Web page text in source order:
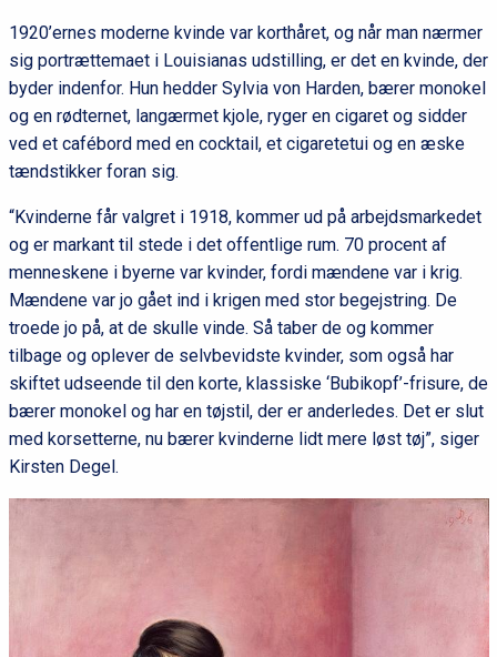
1920’ernes moderne kvinde var korthåret, og når man nærmer
sig portrættemaet i Louisianas udstilling, er det en kvinde, der
byder indenfor. Hun hedder Sylvia von Harden, bærer monokel
og en rødternet, langærmet kjole, ryger en cigaret og sidder
ved et cafébord med en cocktail, et cigaretetui og en æske
tændstikker foran sig.
“Kvinderne får valgret i 1918, kommer ud på arbejdsmarkedet
og er markant til stede i det offentlige rum. 70 procent af
menneskene i byerne var kvinder, fordi mændene var i krig.
Mændene var jo gået ind i krigen med stor begejstring. De
troede jo på, at de skulle vinde. Så taber de og kommer
tilbage og oplever de selvbevidste kvinder, som også har
skiftet udseende til den korte, klassiske ‘Bubikopf’-frisure, de
bærer monokel og har en tøjstil, der er anderledes. Det er slut
med korsetterne, nu bærer kvinderne lidt mere løst tøj”, siger
Kirsten Degel.